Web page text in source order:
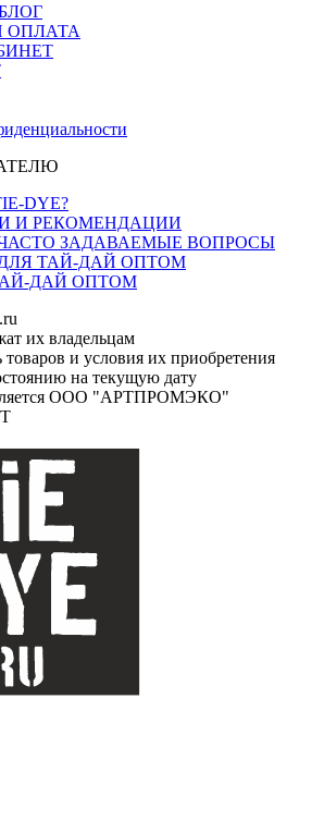
ОПЛАТА
DYE?
И РЕКОМЕНДАЦИИ
ЗАДАВАЕМЫЕ ВОПРОСЫ
ТАЙ-ДАЙ ОПТОМ
ДАЙ ОПТОМ
их владельцам
товаров и условия их приобретения
на текущую дату
ООО "АРТПРОМЭКО"